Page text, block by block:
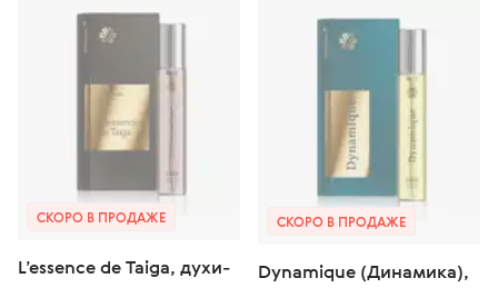
СКОРО В ПРОДАЖЕ
L’essence de Taiga, духи-
СКОРО В ПРОДАЖЕ
Dynamique (Динамика),